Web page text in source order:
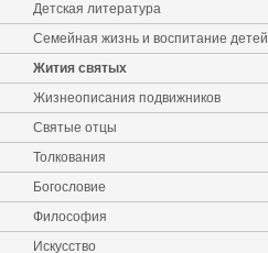
Детская литература
Семейная жизнь и воспитание детей
Жития святых
Жизнеописания подвижников
Святые отцы
Толкования
Богословие
Философия
Искусство